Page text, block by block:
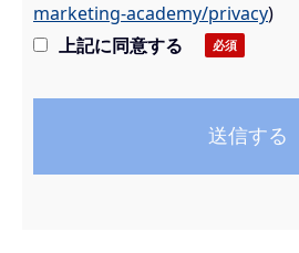
marketing-academy/privacy)
上記に同意する